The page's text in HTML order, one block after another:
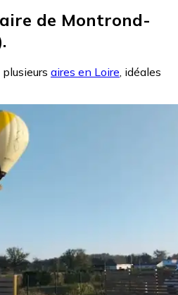
de Montrond-
aires en Loire, idéales